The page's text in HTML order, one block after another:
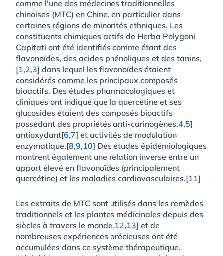
comme l'une des médecines traditionnelles
chinoises (MTC) en Chine, en particulier dans
certaines régions de minorités ethniques. Les
constituants chimiques actifs de Herba Polygoni
Capitati ont été identifiés comme étant des
flavonoïdes, des acides phénoliques et des tanins,
[1,2,3] dans lequel les flavonoïdes étaient
considérés comme les principaux composés
bioactifs. Des études pharmacologiques et
cliniques ont indiqué que la quercétine et ses
glucosides étaient des composés bioactifs
possédant des propriétés anti-carinogènes.4,5]
antioxydant[6,7] et activités de modulation
enzymatique.[8,9,10] Des études épidémiologiques
montrent également une relation inverse entre un
apport élevé en flavonoïdes (principalement
quercétine) et les maladies cardiovasculaires.[11]
Les extraits de MTC sont utilisés dans les remèdes
traditionnels et les plantes médicinales depuis des
siècles à travers le monde.12,13] et de
nombreuses expériences précieuses ont été
accumulées dans ce système thérapeutique.